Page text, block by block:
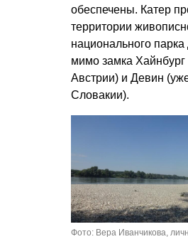
обеспечены. Катер
территории
национального парка
мимо замка Хайнбург
Австрии) и Девин
Словакии).
Фото: Вера Иванчикова,